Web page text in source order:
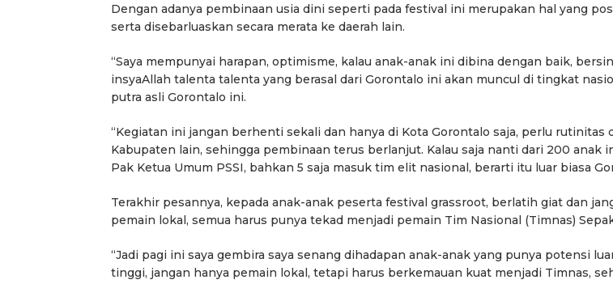
Dengan adanya pembinaan usia dini seperti pada festival ini merupakan hal yang
serta disebarluaskan secara merata ke daerah lain.
“Saya mempunyai harapan, optimisme, kalau anak-anak ini dibina dengan baik,
insyaAllah talenta talenta yang berasal dari Gorontalo ini akan muncul di tingkat
putra asli Gorontalo ini.
“Kegiatan ini jangan berhenti sekali dan hanya di Kota Gorontalo saja, perlu rutinitas
Kabupaten lain, sehingga pembinaan terus berlanjut. Kalau saja nanti dari 200 anak
Pak Ketua Umum PSSI, bahkan 5 saja masuk tim elit nasional, berarti itu luar biasa
Terakhir pesannya, kepada anak-anak peserta festival grassroot, berlatih giat dan
pemain lokal, semua harus punya tekad menjadi pemain Tim Nasional (Timnas)
“Jadi pagi ini saya gembira saya senang dihadapan anak-anak yang punya potensi
tinggi, jangan hanya pemain lokal, tetapi harus berkemauan kuat menjadi Timnas,